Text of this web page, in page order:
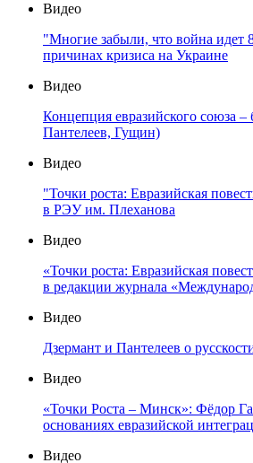
Видео
"Многие забыли, что война идет
причинах кризиса на Украине
Видео
Концепция евразийского союза –
Пантелеев, Гущин)
Видео
"Точки роста: Евразийская
в РЭУ им. Плеханова
Видео
«Точки роста: Евразийская
в редакции журнала
Видео
Дзермант и Пантелеев о
Видео
«Точки Роста – Минск»: Фёдор
основаниях евразийской
Видео